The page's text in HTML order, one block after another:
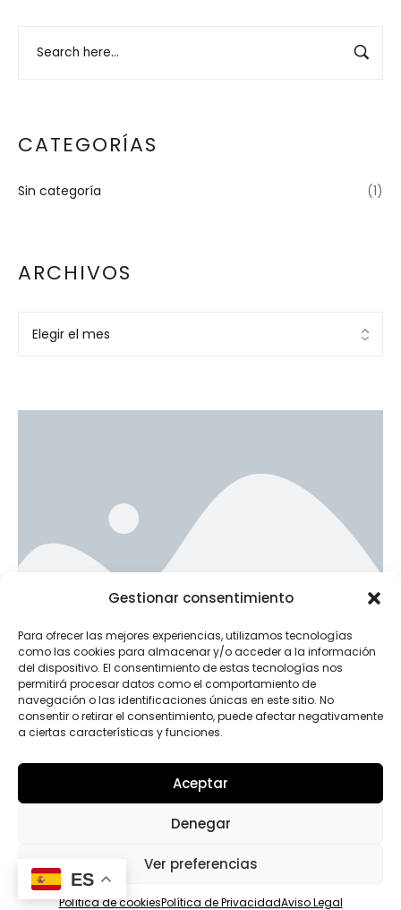
Gestionar consentimiento
Para ofrecer las mejores experiencias, utilizamos tecnologías
como las cookies para almacenar y/o acceder a la información
del dispositivo. El consentimiento de estas tecnologías nos
permitirá procesar datos como el comportamiento de
navegación o las identificaciones únicas en este sitio. No
consentir o retirar el consentimiento, puede afectar negativamente
a ciertas características y funciones.
Aceptar
Denegar
Ver preferencias
Política de cookiesPolítica de PrivacidadAviso Legal
CATEGORÍAS
Sin categoría (1)
ARCHIVOS
Ad Banner
ES